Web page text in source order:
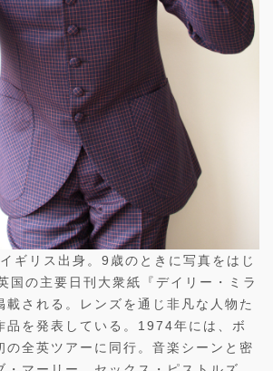
ギリス出身。9歳のときに写真をはじ
国の主要日刊大衆紙『デイリー・ミラ
載される。レンズを通じ非凡な人物た
品を発表している。1974年には、ボ
の全英ツアーに同行。音楽シーンと密